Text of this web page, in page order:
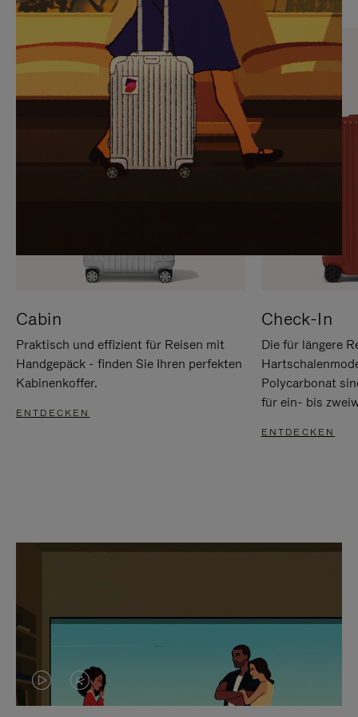
SIE,
UM
ANZUHALTEN
AUFHEBEN
DER
STUMMSCHALTUNG
Cabin
Praktisch und effizient für Reisen mit
Handgepäck - finden Sie Ihren perfekten
Kabinenkoffer.
ENTDECKEN
Check-In
Die für längere
Polycarbonat
für ein- bis
ENTDECKEN
DASVIDEO